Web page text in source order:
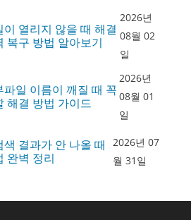
이 열리지 않을 때 해결
복구 방법 알아보기
2026년
08월 02
일
파일 이름이 깨질 때 꼭
해결 방법 가이드
2026년
08월 01
일
색 결과가 안 나올 때
완벽 정리
2026년 07
월 31일